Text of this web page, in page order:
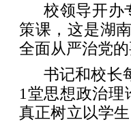
校领导开办
策课，这是湖
全面从严治党
书记和校长
1堂思想政治
真正树立以学